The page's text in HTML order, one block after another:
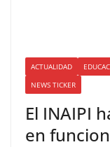
ACTUALIDAD
NEWS TICKER
El INAIPI
en